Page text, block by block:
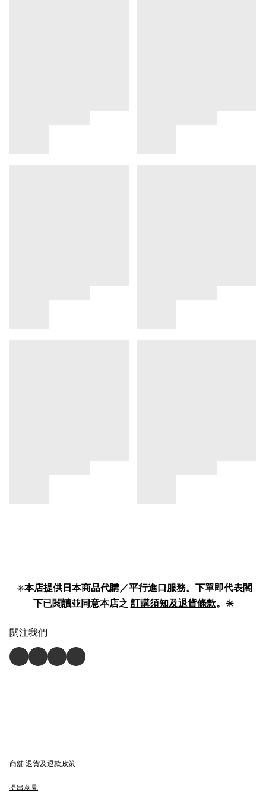
✳️本店提供日本商品代購／平行進口服務。下單即代表閣
下已閱讀並同意本店之 訂購須知及退貨條款。✳️
關注我們
商舖 退貨及退款政策
提出意見